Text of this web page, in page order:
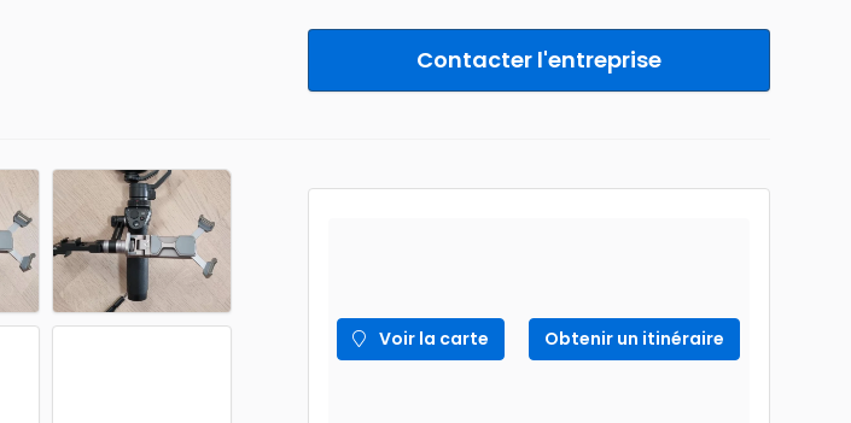
Contacter l'entreprise
Voir la carte Obtenir un itinéraire